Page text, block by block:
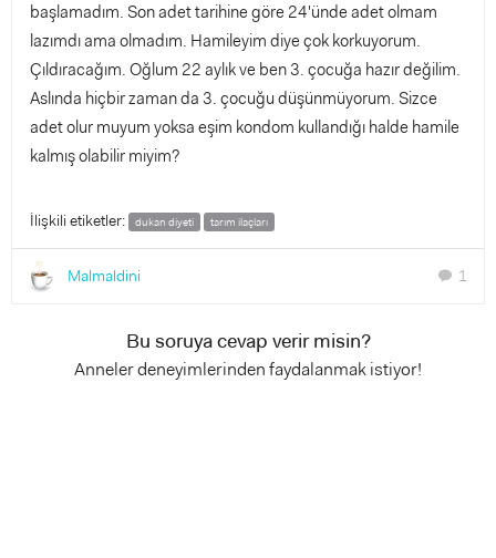
başlamadım. Son adet tarihine göre 24'ünde adet olmam
lazımdı ama olmadım. Hamileyim diye çok korkuyorum.
Çıldıracağım. Oğlum 22 aylık ve ben 3. çocuğa hazır değilim.
Aslında hiçbir zaman da 3. çocuğu düşünmüyorum. Sizce
adet olur muyum yoksa eşim kondom kullandığı halde hamile
kalmış olabilir miyim?
İlişkili etiketler: dukan diyeti tarım ilaçları
Malmaldini chat 1
Bu soruya cevap verir misin?
Anneler deneyimlerinden faydalanmak istiyor!